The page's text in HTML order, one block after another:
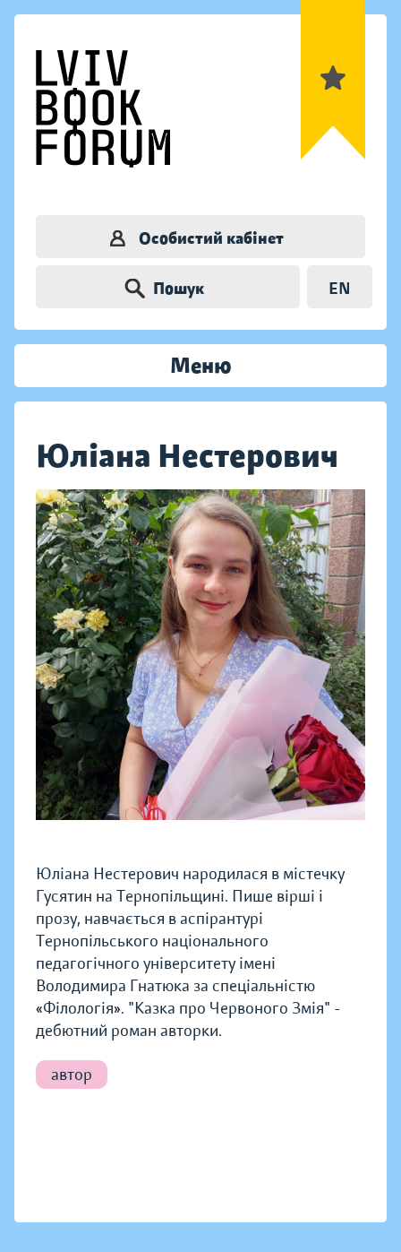
Особистий кабінет
Пошук EN
Меню
Юліана Нестерович
Юліана Нестерович народилася в містечку
Гусятин на Тернопільщині. Пише вірші і
прозу, навчається в аспірантурі
Тернопільського національного
педагогічного університету імені
Володимира Гнатюка за спеціальністю
«Філологія». "Казка про Червоного Змія" -
дебютний роман авторки.
автор